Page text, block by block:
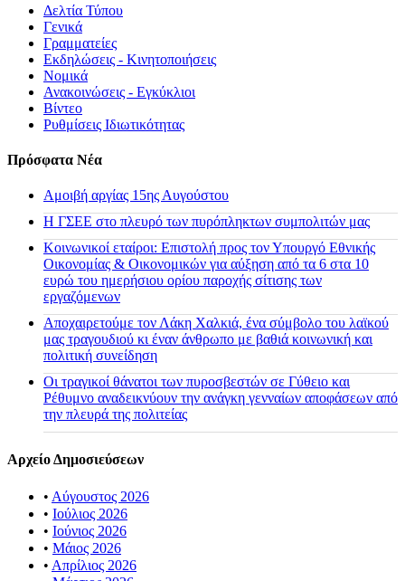
Δελτία Τύπου
Γενικά
Γραμματείες
Εκδηλώσεις - Κινητοποιήσεις
Νομικά
Ανακοινώσεις - Εγκύκλιοι
Βίντεο
Ρυθμίσεις Ιδιωτικότητας
Πρόσφατα Νέα
Αμοιβή αργίας 15ης Αυγούστου
H ΓΣΕΕ στο πλευρό των πυρόπληκτων συμπολιτών μας
Κοινωνικοί εταίροι: Επιστολή προς τον Υπουργό Εθνικής
Οικονομίας & Οικονομικών για αύξηση από τα 6 στα 10
ευρώ του ημερήσιου ορίου παροχής σίτισης των
εργαζόμενων
Αποχαιρετούμε τον Λάκη Χαλκιά, ένα σύμβολο του λαϊκού
μας τραγουδιού κι έναν άνθρωπο με βαθιά κοινωνική και
πολιτική συνείδηση
Οι τραγικοί θάνατοι των πυροσβεστών σε Γύθειο και
Ρέθυμνο αναδεικνύουν την ανάγκη γενναίων αποφάσεων από
την πλευρά της πολιτείας
Αρχείο Δημοσιεύσεων
• Αύγουστος 2026
• Ιούλιος 2026
• Ιούνιος 2026
• Μάιος 2026
• Απρίλιος 2026